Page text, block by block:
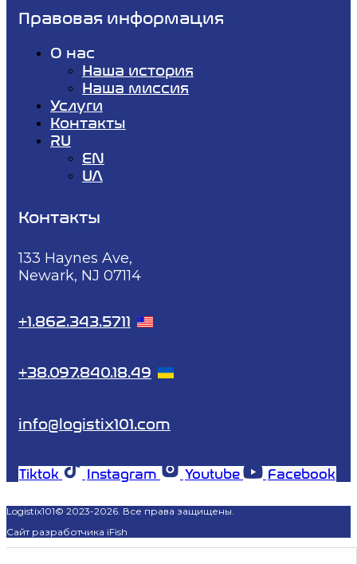
Правовая информация
О нас
Наша история
Наша миссия
Услуги
Контакты
RU
EN
UA
Контакты
133 Haynes Ave,
Newark, NJ 07114
+1.862.343.5711
+38.097.840.18.49
info@logistix101.com
Tiktok Instagram Youtube Facebook
Logistix101© 2023-2026. Все права защищены.
Сайт разработчика iFish